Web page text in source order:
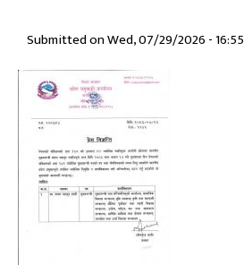
मुख्यमन्त्री
पद
तथा
गोपनियताको
शपथ
लिनु
हुँदाको
तस्वीर
Submitted onWed, 07/29/2026 - 16:55